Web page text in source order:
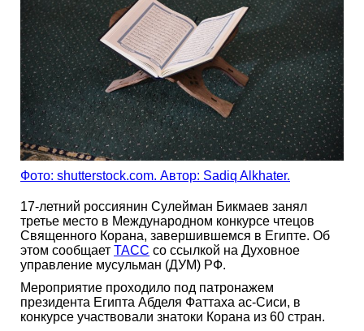
Фото: shutterstock.com. Автор: Sadiq Alkhater.
17-летний россиянин Сулейман Бикмаев занял
третье место в Международном конкурсе чтецов
Священного Корана, завершившемся в Египте. Об
этом сообщает ТАСС со ссылкой на Духовное
управление мусульман (ДУМ) РФ.
Мероприятие проходило под патронажем
президента Египта Абделя Фаттаха ас-Сиси, в
конкурсе участвовали знатоки Корана из 60 стран.